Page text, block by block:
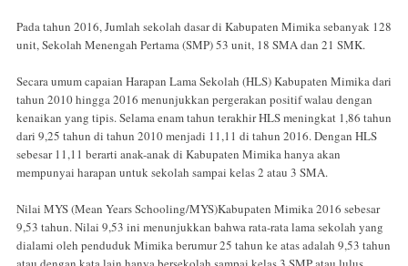
Pada tahun 2016, Jumlah sekolah dasar di Kabupaten Mimika sebanyak 128
unit, Sekolah Menengah Pertama (SMP) 53 unit, 18 SMA dan 21 SMK.
Secara umum capaian Harapan Lama Sekolah (HLS) Kabupaten Mimika dari
tahun 2010 hingga 2016 menunjukkan pergerakan positif walau dengan
kenaikan yang tipis. Selama enam tahun terakhir HLS meningkat 1,86 tahun
dari 9,25 tahun di tahun 2010 menjadi 11,11 di tahun 2016. Dengan HLS
sebesar 11,11 berarti anak-anak di Kabupaten Mimika hanya akan
mempunyai harapan untuk sekolah sampai kelas 2 atau 3 SMA.
Nilai MYS (Mean Years Schooling/MYS)Kabupaten Mimika 2016 sebesar
9,53 tahun. Nilai 9,53 ini menunjukkan bahwa rata-rata lama sekolah yang
dialami oleh penduduk Mimika berumur 25 tahun ke atas adalah 9,53 tahun